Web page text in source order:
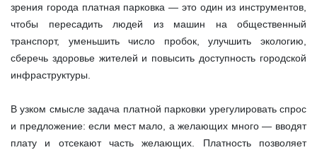
зрения города платная парковка — это один из инструментов,
чтобы пересадить людей из машин на общественный
транспорт, уменьшить число пробок, улучшить экологию,
сберечь здоровье жителей и повысить доступность городской
инфраструктуры.
В узком смысле задача платной парковки урегулировать спрос
и предложение: если мест мало, а желающих много — вводят
плату и отсекают часть желающих. Платность позволяет